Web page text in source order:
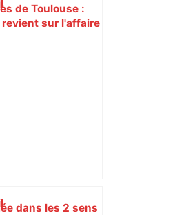
de Toulouse :
sur l'affaire
dans les 2 sens